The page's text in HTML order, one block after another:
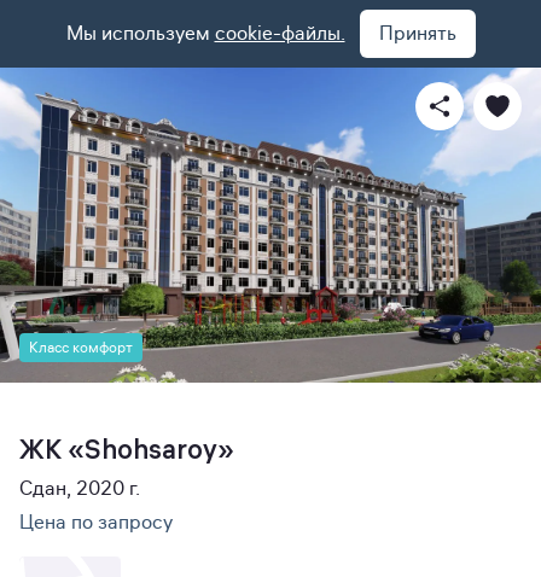
Мы используем cookie-файлы. Принять
Класс комфорт
ЖК «Shohsaroy»
Сдан, 2020 г.
Цена по запросу